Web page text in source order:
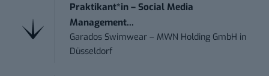
Praktikant*in – Social Media
Management...
Garados Swimwear – MWN Holding GmbH in
Düsseldorf